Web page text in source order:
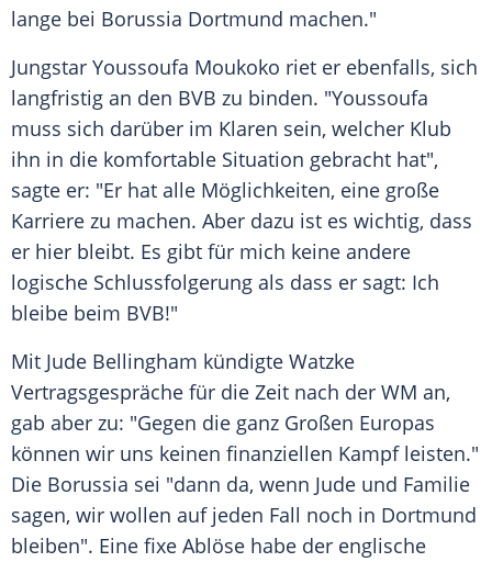
lange bei Borussia Dortmund machen."
Jungstar Youssoufa Moukoko riet er ebenfalls, sich
langfristig an den BVB zu binden. "Youssoufa
muss sich darüber im Klaren sein, welcher Klub
ihn in die komfortable Situation gebracht hat",
sagte er: "Er hat alle Möglichkeiten, eine große
Karriere zu machen. Aber dazu ist es wichtig, dass
er hier bleibt. Es gibt für mich keine andere
logische Schlussfolgerung als dass er sagt: Ich
bleibe beim BVB!"
Mit Jude Bellingham kündigte Watzke
Vertragsgespräche für die Zeit nach der WM an,
gab aber zu: "Gegen die ganz Großen Europas
können wir uns keinen finanziellen Kampf leisten."
Die Borussia sei "dann da, wenn Jude und Familie
sagen, wir wollen auf jeden Fall noch in Dortmund
bleiben". Eine fixe Ablöse habe der englische